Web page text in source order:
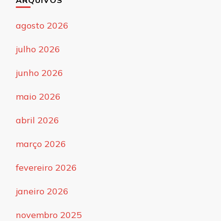
agosto 2026
julho 2026
junho 2026
maio 2026
abril 2026
março 2026
fevereiro 2026
janeiro 2026
novembro 2025